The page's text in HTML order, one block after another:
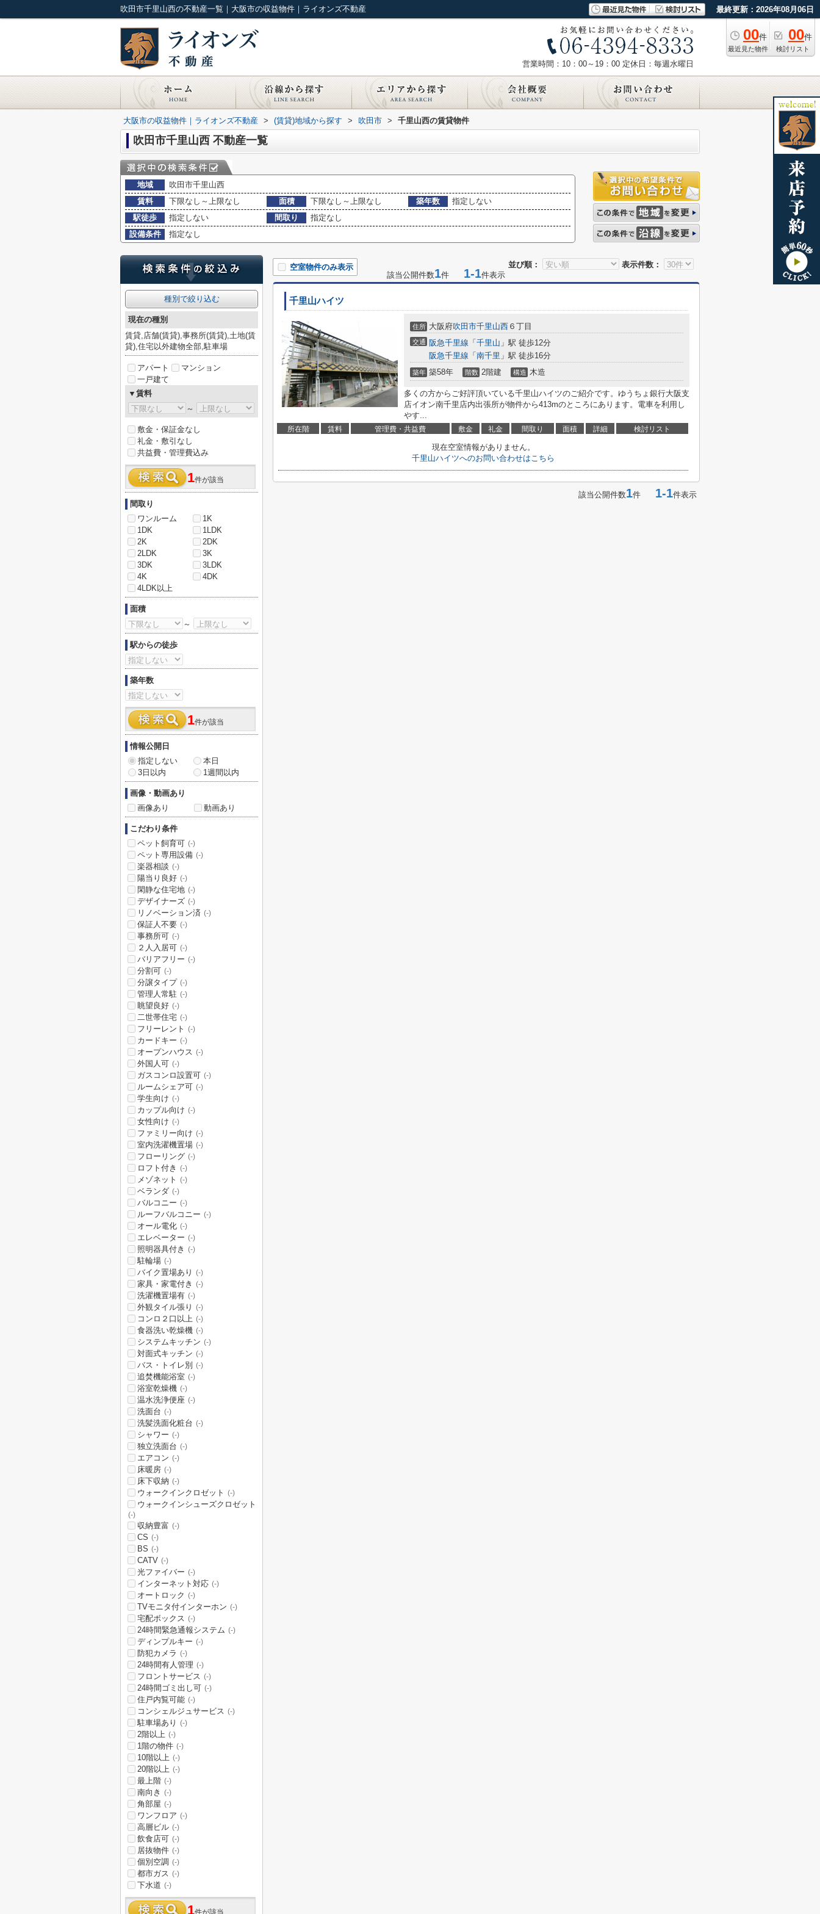
吹田市千里山西の不動産一覧｜大阪市の収益物件｜ライオンズ不動産 最終更新：2026年08月06日
00件
最近見た物件
00件
検討リスト
営業時間：10：00～19：00 定休日：毎週水曜日
大阪市の収益物件｜ライオンズ不動産 > (賃貸)地域から探す > 吹田市 > 千里山西の賃貸物件
吹田市千里山西 不動産一覧
地域
吹田市千里山西
賃料
下限なし～上限なし 面積 下限なし～上限なし 築年数
指定しない
駅徒歩
指定しない 間取り
指定なし
設備条件
指定なし
並び順： 表示件数：
空室物件のみ表示
該当公開件数1件 1-1件表示
千里山ハイツ
住所 大阪府吹田市千里山西 ６丁目
交通 阪急千里線 「 千里山 」駅 徒歩12分
阪急千里線 「 南千里 」駅 徒歩16分
築年 築58年 階数 2階建 構造 木造
多くの方からご好評頂いている千里山ハイツのご紹介です。ゆうちょ銀行大阪支
店イオン南千里店内出張所が物件から413mのところにあります。電車を利用し
やす...
所在階 賃料 管理費・共益費 敷金 礼金 間取り 面積 詳細 検討リスト
現在空室情報がありません。
千里山ハイツへのお問い合わせはこちら
該当公開件数1件 1-1件表示
種別で絞り込む
現在の種別
賃貸,店舗(賃貸),事務所(賃貸),土地(賃
貸),住宅以外建物全部,駐車場
アパート
マンション
一戸建て
▼賃料
～
敷金・保証金なし
礼金・敷引なし
共益費・管理費込み
1件が該当
間取り
ワンルーム
1K
1DK
1LDK
2K
2DK
2LDK
3K
3DK
3LDK
4K
4DK
4LDK以上
面積
～
駅からの徒歩
築年数
1件が該当
情報公開日
指定しない
本日
3日以内
1週間以内
画像・動画あり
画像あり
動画あり
こだわり条件
ペット飼育可 (-)
ペット専用設備 (-)
楽器相談 (-)
陽当り良好 (-)
閑静な住宅地 (-)
デザイナーズ (-)
リノベーション済 (-)
保証人不要 (-)
事務所可 (-)
２人入居可 (-)
バリアフリー (-)
分割可 (-)
分譲タイプ (-)
管理人常駐 (-)
眺望良好 (-)
二世帯住宅 (-)
フリーレント (-)
カードキー (-)
オープンハウス (-)
外国人可 (-)
ガスコンロ設置可 (-)
ルームシェア可 (-)
学生向け (-)
カップル向け (-)
女性向け (-)
ファミリー向け (-)
室内洗濯機置場 (-)
フローリング (-)
ロフト付き (-)
メゾネット (-)
ベランダ (-)
バルコニー (-)
ルーフバルコニー (-)
オール電化 (-)
エレベーター (-)
照明器具付き (-)
駐輪場 (-)
バイク置場あり (-)
家具・家電付き (-)
洗濯機置場有 (-)
外観タイル張り (-)
コンロ２口以上 (-)
食器洗い乾燥機 (-)
システムキッチン (-)
対面式キッチン (-)
バス・トイレ別 (-)
追焚機能浴室 (-)
浴室乾燥機 (-)
温水洗浄便座 (-)
洗面台 (-)
洗髪洗面化粧台 (-)
シャワー (-)
独立洗面台 (-)
エアコン (-)
床暖房 (-)
床下収納 (-)
ウォークインクロゼット (-)
ウォークインシューズクロゼット
(-)
収納豊富 (-)
CS (-)
BS (-)
CATV (-)
光ファイバー (-)
インターネット対応 (-)
オートロック (-)
TVモニタ付インターホン (-)
宅配ボックス (-)
24時間緊急通報システム (-)
ディンプルキー (-)
防犯カメラ (-)
24時間有人管理 (-)
フロントサービス (-)
24時間ゴミ出し可 (-)
住戸内覧可能 (-)
コンシェルジュサービス (-)
駐車場あり (-)
2階以上 (-)
1階の物件 (-)
10階以上 (-)
20階以上 (-)
最上階 (-)
南向き (-)
角部屋 (-)
ワンフロア (-)
高層ビル (-)
飲食店可 (-)
居抜物件 (-)
個別空調 (-)
都市ガス (-)
下水道 (-)
1件が該当